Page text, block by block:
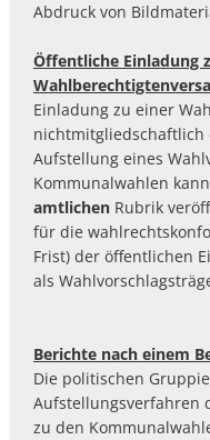
Abdruck von
Öffentliche Einladung
Einladung zu einer
Aufstellung eines
Kommunalwahlen
amtlichen Rubrik
für die
Frist) der öffentlichen
als
Berichte nach einem
Die politischen
Aufstellungsverfahren
zu den